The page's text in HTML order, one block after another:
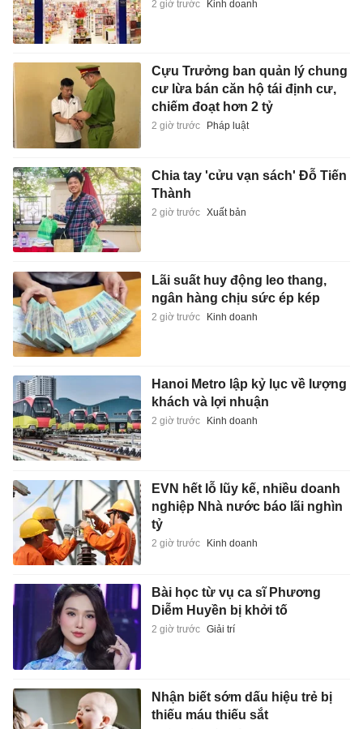
2 giờ trước Kinh doanh
Cựu Trưởng ban quản lý chung
cư lừa bán căn hộ tái định cư,
chiếm đoạt hơn 2 tỷ
2 giờ trước Pháp luật
Chia tay 'cửu vạn sách' Đỗ Tiến
Thành
2 giờ trước Xuất bản
Lãi suất huy động leo thang,
ngân hàng chịu sức ép kép
2 giờ trước Kinh doanh
Hanoi Metro lập kỷ lục về lượng
khách và lợi nhuận
2 giờ trước Kinh doanh
EVN hết lỗ lũy kế, nhiều doanh
nghiệp Nhà nước báo lãi nghìn
tỷ
2 giờ trước Kinh doanh
Bài học từ vụ ca sĩ Phương
Diễm Huyền bị khởi tố
2 giờ trước Giải trí
Nhận biết sớm dấu hiệu trẻ bị
thiếu máu thiếu sắt